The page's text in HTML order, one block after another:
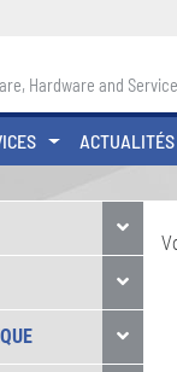
Hardware and
ACTUALITÉS